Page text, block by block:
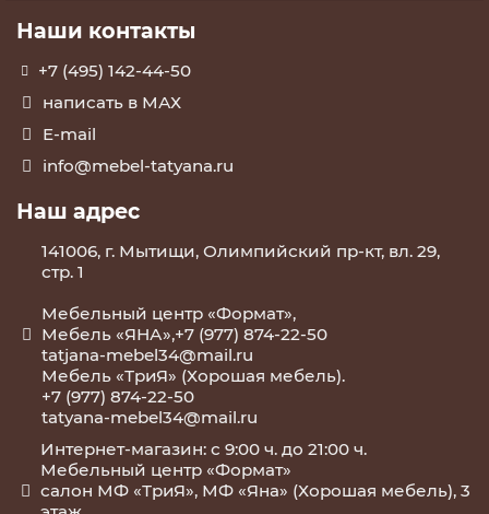
Наши контакты
+7 (495) 142-44-50
написать в МАХ
E-mail
info@mebel-tatyana.ru
Наш адрес
141006, г. Мытищи, Олимпийский пр-кт, вл. 29,
стр. 1
Мебельный центр «Формат»,
Мебель «ЯНА»,+7 (977) 874-22-50
tatjana-mebel34@mail.ru
Мебель «ТриЯ» (Хорошая мебель).
+7 (977) 874-22-50
tatyana-mebel34@mail.ru
Интернет-магазин: с 9:00 ч. до 21:00 ч.
Мебельный центр «Формат»
салон МФ «ТриЯ», МФ «Яна» (Хорошая мебель), 3